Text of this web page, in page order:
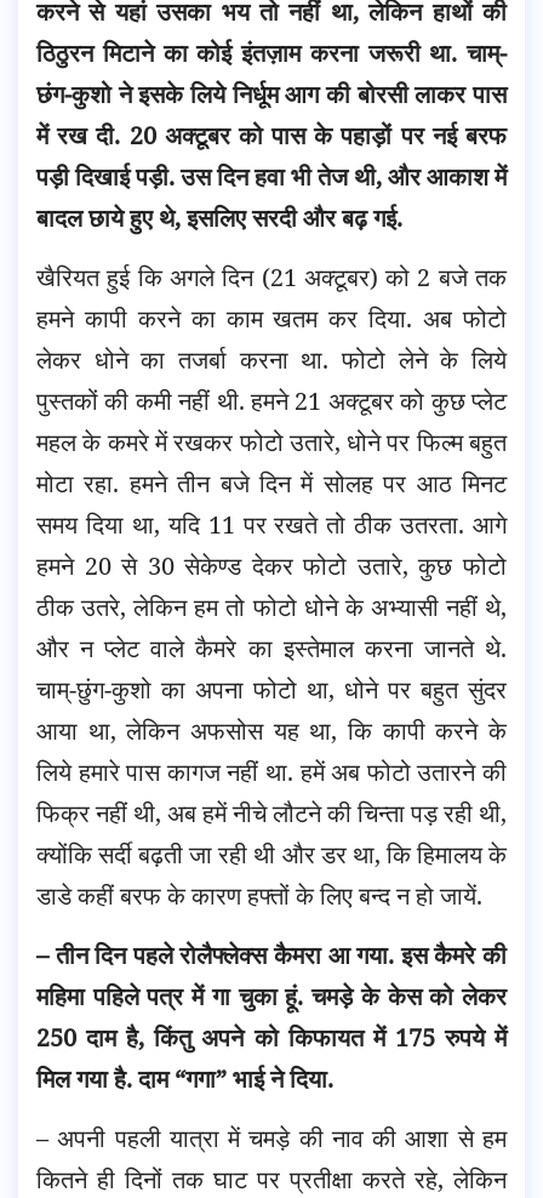
करने से यहां उसका भय तो नहीं था, लेकिन हाथों की
ठिठुरन मिटाने का कोई इंतज़ाम करना जरूरी था. चाम्-
छंग-कुशो ने इसके लिये निर्धूम आग की बोरसी लाकर पास
में रख दी. 20 अक्टूबर को पास के पहाड़ों पर नई बरफ
पड़ी दिखाई पड़ी. उस दिन हवा भी तेज थी, और आकाश में
बादल छाये हुए थे, इसलिए सरदी और बढ़ गई.
खैरियत हुई कि अगले दिन (21 अक्टूबर) को 2 बजे तक
हमने कापी करने का काम खतम कर दिया. अब फोटो
लेकर धोने का तजर्बा करना था. फोटो लेने के लिये
पुस्तकों की कमी नहीं थी. हमने 21 अक्टूबर को कुछ प्लेट
महल के कमरे में रखकर फोटो उतारे, धोने पर फिल्म बहुत
मोटा रहा. हमने तीन बजे दिन में सोलह पर आठ मिनट
समय दिया था, यदि 11 पर रखते तो ठीक उतरता. आगे
हमने 20 से 30 सेकेण्ड देकर फोटो उतारे, कुछ फोटो
ठीक उतरे, लेकिन हम तो फोटो धोने के अभ्यासी नहीं थे,
और न प्लेट वाले कैमरे का इस्तेमाल करना जानते थे.
चाम्-छुंग-कुशो का अपना फोटो था, धोने पर बहुत सुंदर
आया था, लेकिन अफसोस यह था, कि कापी करने के
लिये हमारे पास कागज नहीं था. हमें अब फोटो उतारने की
फिक्र नहीं थी, अब हमें नीचे लौटने की चिन्ता पड़ रही थी,
क्योंकि सर्दी बढ़ती जा रही थी और डर था, कि हिमालय के
डाडे कहीं बरफ के कारण हफ्तों के लिए बन्द न हो जायें.
– तीन दिन पहले रोलैफ्लेक्स कैमरा आ गया. इस कैमरे की
महिमा पहिले पत्र में गा चुका हूं. चमड़े के केस को लेकर
250 दाम है, किंतु अपने को किफायत में 175 रुपये में
मिल गया है. दाम “गगा” भाई ने दिया.
– अपनी पहली यात्रा में चमड़े की नाव की आशा से हम
कितने ही दिनों तक घाट पर प्रतीक्षा करते रहे, लेकिन